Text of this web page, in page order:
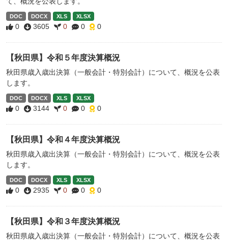
DOC DOCX XLS XLSX
0 3605 0 0 0
【秋田県】令和５年度決算概況
秋田県歳入歳出決算（一般会計・特別会計）について、概況を公表
します。
DOC DOCX XLS XLSX
0 3144 0 0 0
【秋田県】令和４年度決算概況
秋田県歳入歳出決算（一般会計・特別会計）について、概況を公表
します。
DOC DOCX XLS XLSX
0 2935 0 0 0
【秋田県】令和３年度決算概況
秋田県歳入歳出決算（一般会計・特別会計）について、概況を公表